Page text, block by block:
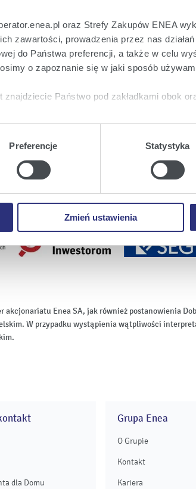
oraz Strefy Zakupów ENEA
zawartości, prowadzenia przez nas
do Państwa preferencji, a także w celu
o zapoznanie się w jaki sposób
znajdziecie Państwo pod zakładkami obok
Państwo zgodę na umieszczenie
Państwo wybrać jakie rodzaje plików
Państwo zgody na instalację plików
wyświetlania i działania naszych stron
Preferencje Statystyka
Zmień ustawienia
istotnych informacjach
Enea SA, jak również postanowienia
W przypadku wystąpienia wątpliwości
dla Domu
Grupa Enea
O Grupie
Kontakt
Kariera